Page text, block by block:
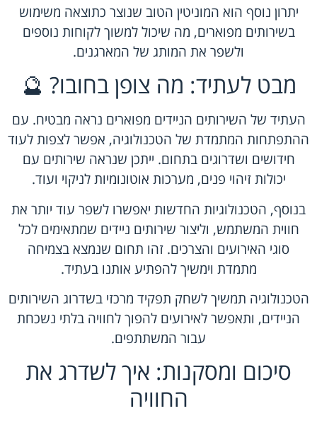
יתרון נוסף הוא המוניטין הטוב שנוצר כתוצאה משימוש
בשירותים מפוארים, מה שיכול למשוך לקוחות נוספים
ולשפר את המותג של המארגנים.
מבט לעתיד: מה צופן בחובו? 🔮
העתיד של השירותים הניידים מפוארים נראה מבטיח. עם
ההתפתחות המתמדת של הטכנולוגיה, אפשר לצפות לעוד
חידושים ושדרוגים בתחום. ייתכן שנראה שירותים עם
יכולות זיהוי פנים, מערכות אוטונומיות לניקוי ועוד.
בנוסף, הטכנולוגיות החדשות יאפשרו לשפר עוד יותר את
חווית המשתמש, וליצור שירותים ניידים שמתאימים לכל
סוגי האירועים והצרכים. זהו תחום שנמצא בצמיחה
מתמדת וימשיך להפתיע אותנו בעתיד.
הטכנולוגיה תמשיך לשחק תפקיד מרכזי בשדרוג השירותים
הניידים, ותאפשר לאירועים להפוך לחוויה בלתי נשכחת
עבור המשתתפים.
סיכום ומסקנות: איך לשדרג את
החוויה